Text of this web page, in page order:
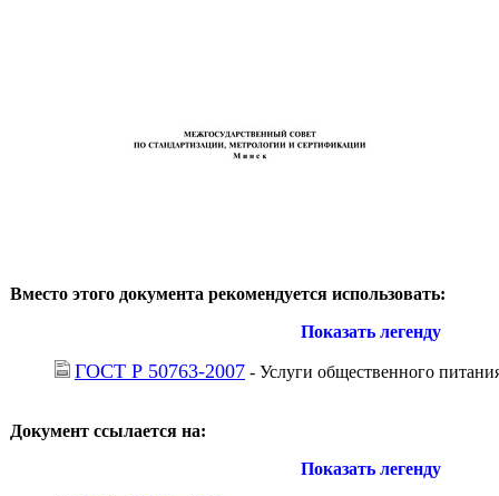
Вместо этого документа рекомендуется использовать:
Показать легенду
ГОСТ Р 50763-2007 - Услуги общественного
Документ ссылается на:
Показать легенду